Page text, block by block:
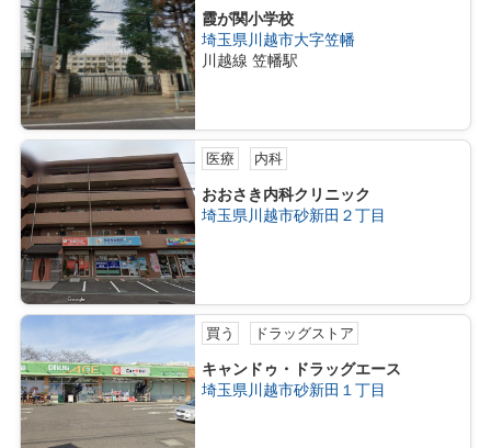
霞が関小学校
埼玉県川越市大字笠幡
川越線 笠幡駅
医療 内科
おおさき内科クリニック
埼玉県川越市砂新田２丁目
買う ドラッグストア
キャンドゥ・ドラッグエース
埼玉県川越市砂新田１丁目